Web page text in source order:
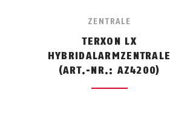
ZENTRALE
TERXON LX
HYBRIDALARMZENTRALE
(ART.-NR.: AZ4200)